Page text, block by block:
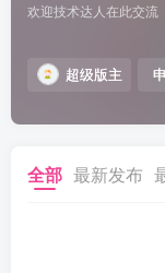
欢迎技术达人在此交流
超级版主
全部 最新发布